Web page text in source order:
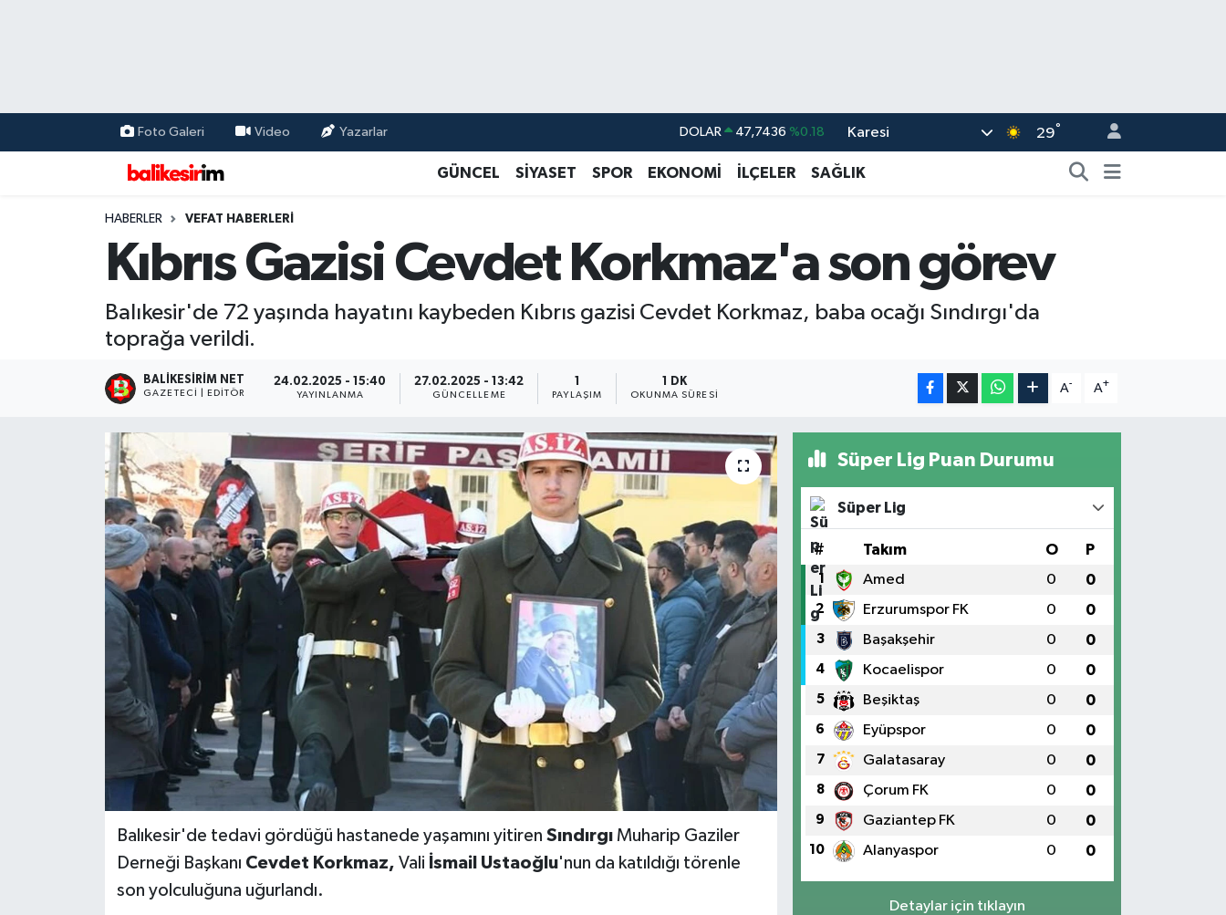
Foto Galeri Video Yazarlar DOLAR 47,7436 %0.18
EURO 55,2510 %0.32
BİST100 13.779 %-14
Karesi 29°
GÜNCEL SİYASET SPOR EKONOMİ İLÇELER SAĞLIK
HABERLER VEFAT HABERLERİ
Kıbrıs Gazisi Cevdet Korkmaz'a son görev
Balıkesir'de 72 yaşında hayatını kaybeden Kıbrıs gazisi Cevdet Korkmaz, baba ocağı Sındırgı'da
toprağa verildi.
BALIKESIRIM NET
GAZETECI | EDITÖR
24.02.2025 - 15:40
YAYINLANMA
27.02.2025 - 13:42
GÜNCELLEME
1
PAYLAŞIM
1 DK
OKUNMA SÜRESI
A- A+
Balıkesir'de tedavi gördüğü hastanede yaşamını yitiren SındırgıMuharip Gaziler
Derneği Başkanı Cevdet Korkmaz, Vali İsmail Ustaoğlu'nun da katıldığı törenle
son yolculuğuna uğurlandı.
Süper Lig Puan Durumu
Süper Lig
# Takım O P
1 Amed 0 0
2 Erzurumspor FK 0 0
3 Başakşehir 0 0
4 Kocaelispor 0 0
5 Beşiktaş 0 0
6 Eyüpspor 0 0
7 Galatasaray 0 0
8 Çorum FK 0 0
9 Gaziantep FK 0 0
10 Alanyaspor 0 0
Detaylar için tıklayın